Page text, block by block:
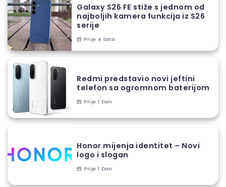
Galaxy S26 FE stiže s jednom od
najboljih kamera funkcija iz S26
serije
Prije 4 Sata
Redmi predstavio novi jeftini
telefon sa ogromnom baterijom
Prije 1 Dan
Honor mijenja identitet – Novi
logo i slogan
Prije 1 Dan